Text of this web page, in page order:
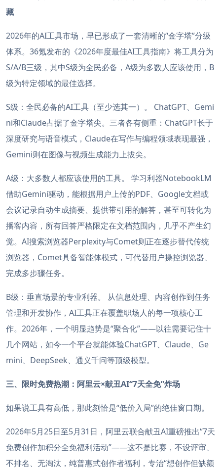
藏
2026年的AI工具市场，早已形成了一套清晰的“金字塔”分级
体系。36氪发布的《2026年度最佳AI工具指南》将工具分为
S/A/B三级，其中S级为全民必备，A级为多数人应该使用，B
级为特定领域的最佳选择。
S级：全民必备的AI工具（至少选其一）。 ChatGPT、Gemi
ni和Claude占据了金字塔尖。三者各有侧重：ChatGPT长于
深度研究与语音模式，Claude在写作与编程领域表现最强，
Gemini则在图像与视频生成能力上拔尖。
A级：大多数人都应该使用的工具。 学习利器NotebookLM
借助Gemini驱动，能根据用户上传的PDF、Google文档或
会议记录自动生成摘要、提供带引用的解答，甚至可转化为
播客内容，所有回答严格限定在文档范围内，几乎不产生幻
觉。AI搜索浏览器Perplexity与Comet则正在逐步替代传统
浏览器，Comet具备智能体模式，可代替用户操控浏览器、
完成多步骤任务。
B级：垂直场景的专业利器。 从信息处理、内容创作到任务
管理和开发协作，AI工具正在覆盖职场人的每一项核心工
作。2026年，一个明显趋势是“聚合化”——以往需要记住十
几个网站，如今一个平台就能体验ChatGPT、Claude、Ge
mini、DeepSeek、通义千问等顶级模型。
三、限时免费热潮：阿里云×献丑AI“7天全免”炸场
如果说工具有高低，那此刻恰是“低价入局”的绝佳窗口期。
2026年5月25日至5月31日，阿里云联合献丑AI重磅推出“7天
免费创作加积分全免福利活动”——这不是比赛，不设评审、
不排名、无淘汰，纯普惠式创作者福利，专治“想创作但缺额